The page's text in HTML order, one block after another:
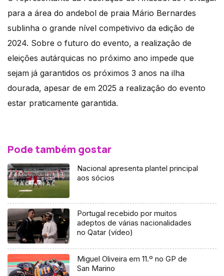
para a área do andebol de praia Mário Bernardes
sublinha o grande nível competivivo da edição de
2024. Sobre o futuro do evento, a realização de
eleições autárquicas no próximo ano impede que
sejam já garantidos os próximos 3 anos na ilha
dourada, apesar de em 2025 a realização do evento
estar praticamente garantida.
Pode também gostar
Nacional apresenta plantel principal
aos sócios
Portugal recebido por muitos
adeptos de várias nacionalidades
no Qatar (vídeo)
Miguel Oliveira em 11.º no GP de
San Marino